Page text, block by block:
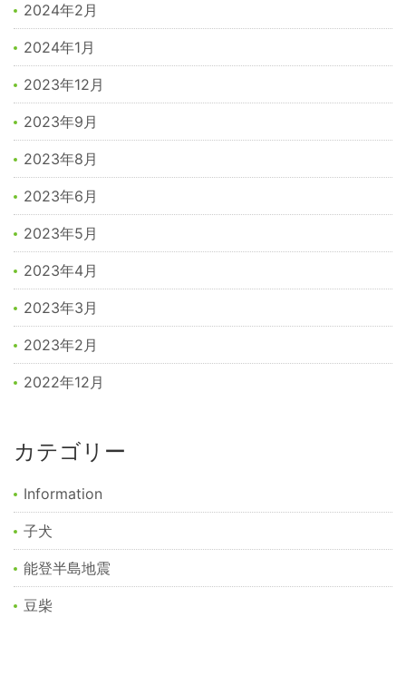
2024年2月
2024年1月
2023年12月
2023年9月
2023年8月
2023年6月
2023年5月
2023年4月
2023年3月
2023年2月
2022年12月
カテゴリー
Information
子犬
能登半島地震
豆柴